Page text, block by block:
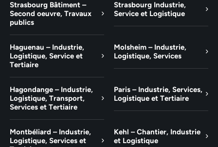
Strasbourg Bâtiment –
Second oeuvre, Travaux
publics
Strasbourg Industrie,
Service et Logistique
Haguenau – Industrie,
Logistique, Service et
Tertiaire
Molsheim – Industrie,
Logistique, Services
Hagondange – Industrie,
Logistique, Transport,
Services et Tertiaire
Paris – Industrie, Services,
Logistique et Tertiaire
Montbéliard – Industrie,
Logistique, Services et
Kehl – Chantier, Industrie
et Logistique